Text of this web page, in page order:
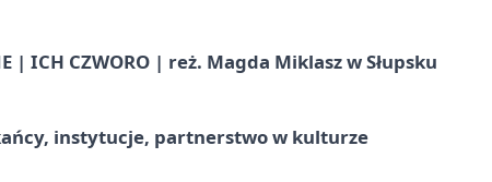
| ICH CZWORO | reż. Magda Miklasz w Słupsku
instytucje, partnerstwo w kulturze